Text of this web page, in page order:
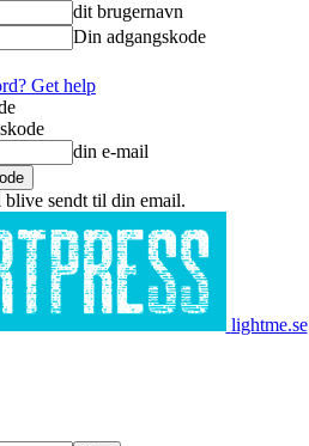
dit brugernavn
Din adgangskode
Get help
din e-mail
sendt til din email.
lightme.se